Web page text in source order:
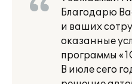
Благодарю
и ваших
оказанные
программы
В июле сего